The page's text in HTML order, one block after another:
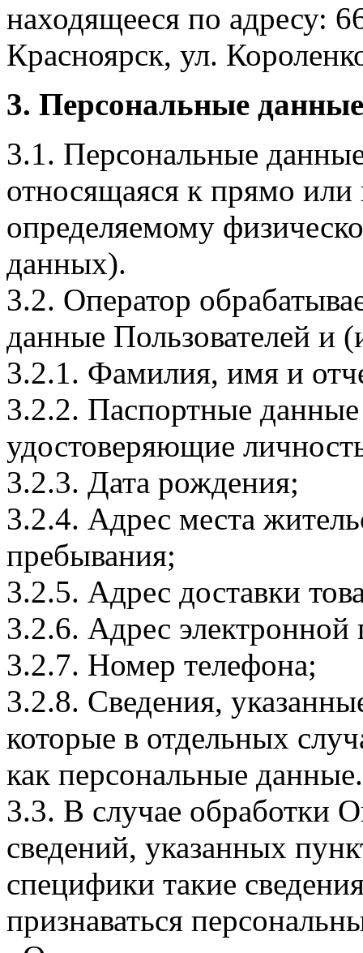
находящееся по адресу:
Красноярск, ул.
3. Персональные
3.1. Персональные
относящаяся к прямо
определяемому
данных).
3.2. Оператор
данные Пользователей и
3.2.1. Фамилия, имя и
3.2.2. Паспортные
удостоверяющие
3.2.3. Дата рождения;
3.2.4. Адрес места
пребывания;
3.2.5. Адрес доставки
3.2.6. Адрес электронной
3.2.7. Номер телефона;
3.2.8. Сведения,
которые в отдельных
как персональные данные.
3.3. В случае обработки
сведений, указанных
специфики такие
признаваться